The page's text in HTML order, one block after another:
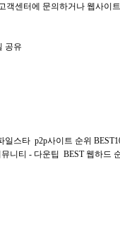
센터에 문의하거나 웹사이
공유
일스타 p2p사이트 순위
니티 - 다운팁 BEST 웹하드